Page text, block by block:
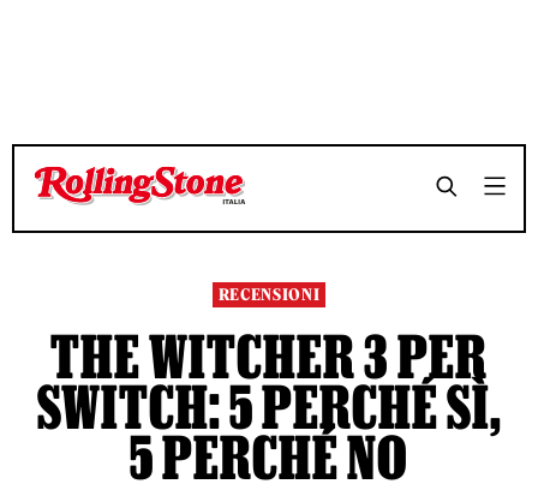
TEMPO DI LETTURA 8 MINUTI
TEMPO DI LETTURA 8 MINUTI
RECENSIONI
THE WITCHER 3 PER
SWITCH: 5 PERCHÉ SÌ,
5 PERCHÉ NO